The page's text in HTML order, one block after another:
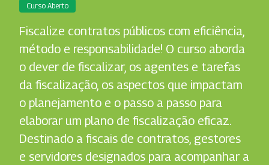
Curso Aberto
Fiscalize contratos públicos com eficiência,
método e responsabilidade! O curso aborda
o dever de fiscalizar, os agentes e tarefas
da fiscalização, os aspectos que impactam
o planejamento e o passo a passo para
elaborar um plano de fiscalização eficaz.
Destinado a fiscais de contratos, gestores
e servidores designados para acompanhar a